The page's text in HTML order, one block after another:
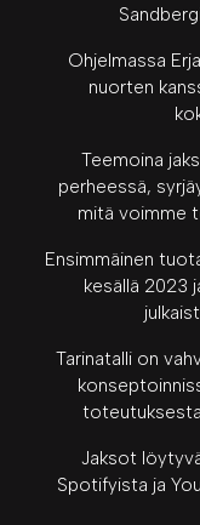
Ohjelmassa
nuorten
Teemoina
perheessä,
mitä voimme
Ensimmäinen
kesällä 2023
Tarinatalli on
Jaksot
Spotifyista ja